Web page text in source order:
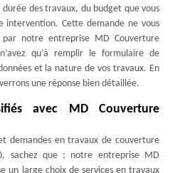
durée des travaux, du budget que vous
intervention. Cette demande ne vous
notre entreprise MD Couverture
qu’à remplir le formulaire de
et la nature de vos travaux. En
une réponse bien détaillée.
avec MD Couverture
demandes en travaux de couverture
sachez que ; notre entreprise MD
un large choix de services en travaux